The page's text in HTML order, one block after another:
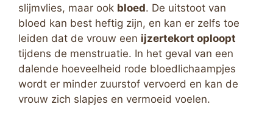
slijmvlies, maar ook bloed. De uitstoot van
bloed kan best heftig zijn, en kan er zelfs toe
leiden dat de vrouw een ijzertekort oploopt
tijdens de menstruatie. In het geval van een
dalende hoeveelheid rode bloedlichaampjes
wordt er minder zuurstof vervoerd en kan de
vrouw zich slapjes en vermoeid voelen.